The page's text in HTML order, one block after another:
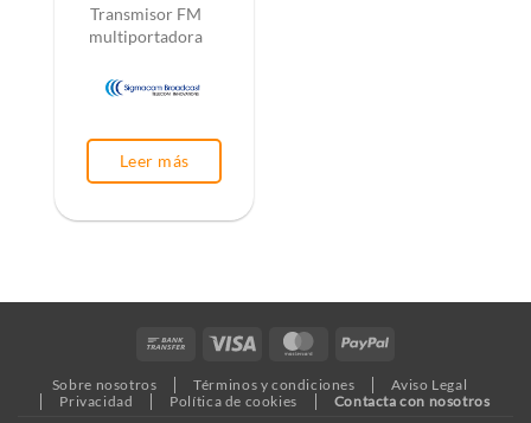
Transmisor FM
multiportadora
Leer más
Bank
Visa MasterCardPayPal
Sobre nosotros Términos y condiciones
Aviso Legal
Privacidad
Política de cookies Contacta con nosotros